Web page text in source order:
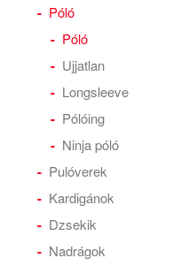
Póló
Póló
Ujjatlan
Longsleeve
Pólóing
Ninja póló
Pulóverek
Kardigánok
Dzsekik
Nadrágok